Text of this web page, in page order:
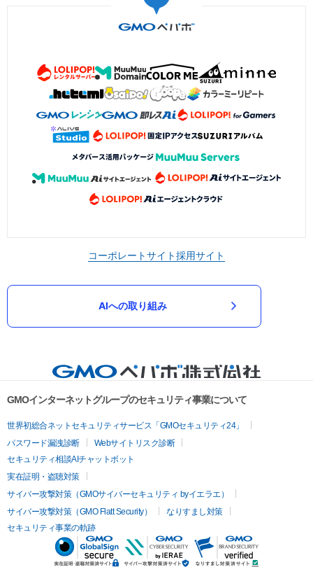
コーポレートサイト採用サイト
AIへの取り組み
GMOインターネットグループのセキュリティ事業について
世界初総合ネットセキュリティサービス「GMOセキュリティ24」
パスワード漏洩診断
Webサイトリスク診断
セキュリティ相談AIチャットボット
実在証明・盗聴対策
サイバー攻撃対策（GMOサイバーセキュリティ byイエラエ）
サイバー攻撃対策（GMO Flatt Security）
なりすまし対策
セキュリティ事業の軌跡